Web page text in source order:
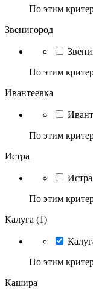
По этим
Звенигород
По этим
Ивантеевка
По этим
Истра
Истра
По этим
Калуга (1)
По этим
Кашира